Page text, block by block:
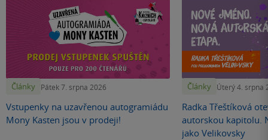
Články Pátek 7. srpna 2026
Vstupenky na uzavřenou autogramiádu
Mony Kasten jsou v prodeji!
Články Úterý 4. srpna
Radka Třeštíková
autorskou kapitolu.
jako Velikovsky